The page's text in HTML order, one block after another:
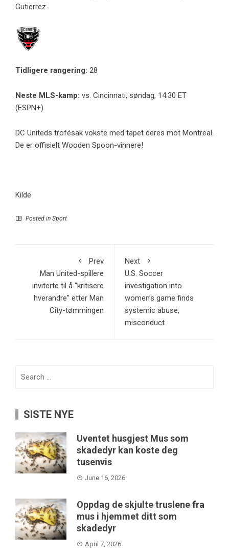
Gutierrez.
Tidligere rangering: 28
Neste MLS-kamp: vs. Cincinnati, søndag, 14:30 ET
(ESPN+)
DC Uniteds trofésak vokste med tapet deres mot Montreal.
De er offisielt Wooden Spoon-vinnere!
Kilde
Posted in Sport
Prev
Man United-spillere
inviterte til å “kritisere
hverandre” etter Man
City-tømmingen
Next
U.S. Soccer
investigation into
women’s game finds
systemic abuse,
misconduct
SISTE NYE
Uventet husgjest Mus som
skadedyr kan koste deg
tusenvis
June 16, 2026
Oppdag de skjulte truslene fra
mus i hjemmet ditt som
skadedyr
April 7, 2026